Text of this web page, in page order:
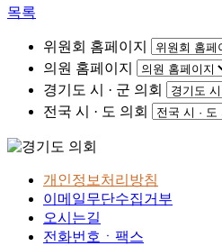
목록
위원회 홈페이지
의원 홈페이지
경기도 시 · 군 의회
전국 시 · 도 의회
개인정보처리방침
이메일무단수집거부
오시는길
전화번호ㆍ팩스